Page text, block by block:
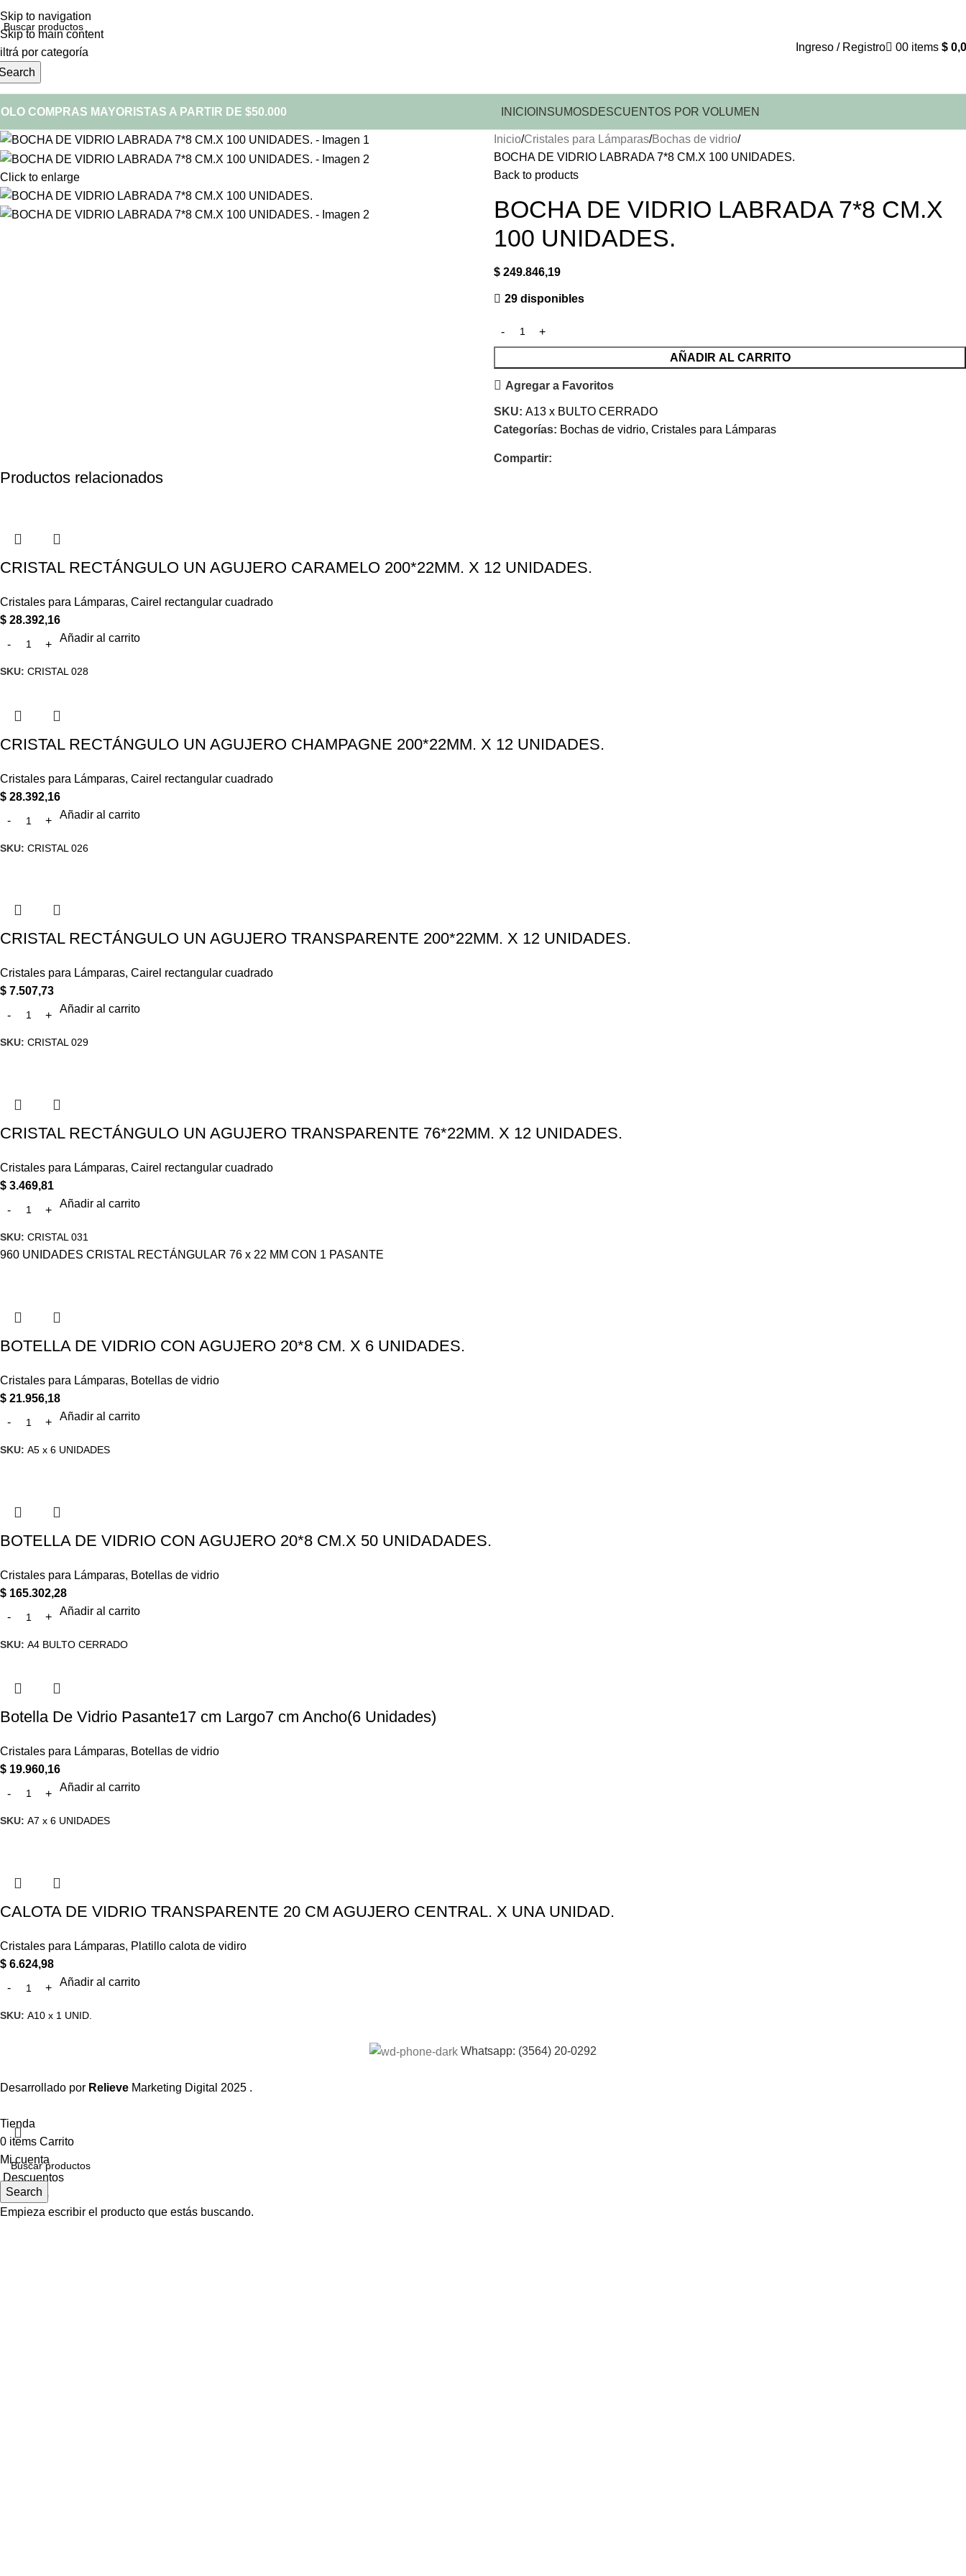
Skip to navigation
Skip to main content
por categoría
Ingreso / Registro 00 items $
COMPRAS MAYORISTAS A PARTIR DE $50.000 INICIOINSUMOSDESCUENTOS POR VOLUMEN
Click to enlarge
Inicio Cristales para Lámparas Bochas de vidrio
BOCHA DE VIDRIO LABRADA 7*8 CM.X 100 UNIDADES.
Back to products
BOCHA DE VIDRIO LABRADA 7*8 CM.X
100 UNIDADES.
$ 249.846,19
29 disponibles
AÑADIR AL CARRITO
Agregar a Favoritos
SKU: A13 x BULTO CERRADO
Categorías: Bochas de vidrio, Cristales para Lámparas
Compartir:
Productos relacionados
CRISTAL RECTÁNGULO UN AGUJERO CARAMELO 200*22MM. X 12 UNIDADES.
Cristales para Lámparas, Cairel rectangular cuadrado
$ 28.392,16
Añadir al carrito
SKU: CRISTAL 028
CRISTAL RECTÁNGULO UN AGUJERO CHAMPAGNE 200*22MM. X 12 UNIDADES.
Cristales para Lámparas, Cairel rectangular cuadrado
$ 28.392,16
Añadir al carrito
SKU: CRISTAL 026
CRISTAL RECTÁNGULO UN AGUJERO TRANSPARENTE 200*22MM. X 12 UNIDADES.
Cristales para Lámparas, Cairel rectangular cuadrado
$ 7.507,73
Añadir al carrito
SKU: CRISTAL 029
CRISTAL RECTÁNGULO UN AGUJERO TRANSPARENTE 76*22MM. X 12 UNIDADES.
Cristales para Lámparas, Cairel rectangular cuadrado
$ 3.469,81
Añadir al carrito
SKU: CRISTAL 031
960 UNIDADES CRISTAL RECTÁNGULAR 76 x 22 MM CON 1 PASANTE
BOTELLA DE VIDRIO CON AGUJERO 20*8 CM. X 6 UNIDADES.
Cristales para Lámparas, Botellas de vidrio
$ 21.956,18
Añadir al carrito
SKU: A5 x 6 UNIDADES
BOTELLA DE VIDRIO CON AGUJERO 20*8 CM.X 50 UNIDADADES.
Cristales para Lámparas, Botellas de vidrio
$ 165.302,28
Añadir al carrito
SKU: A4 BULTO CERRADO
Botella De Vidrio Pasante17 cm Largo7 cm Ancho(6 Unidades)
Cristales para Lámparas, Botellas de vidrio
$ 19.960,16
Añadir al carrito
SKU: A7 x 6 UNIDADES
CALOTA DE VIDRIO TRANSPARENTE 20 CM AGUJERO CENTRAL. X UNA UNIDAD.
Cristales para Lámparas, Platillo calota de vidiro
$ 6.624,98
Añadir al carrito
SKU: A10 x 1 UNID.
Whatsapp: (3564) 20-0292
Desarrollado por Relieve Marketing Digital 2025 .
Search
Empieza escribir el producto que estás buscando.
Tienda
0 items Carrito
Mi cuenta
Descuentos
Contacto